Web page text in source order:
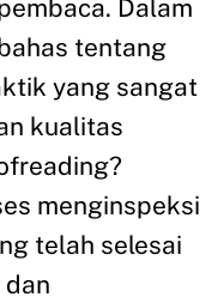
Dalam
tentang
yang sangat
kualitas
menginspeksi
telah selesai